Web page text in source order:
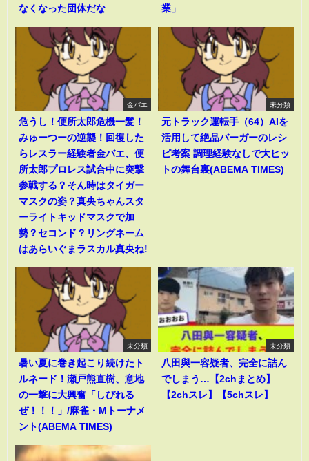
なくなった団体だな
業」
金バエ
危うし！便所太郎危機一髪！
みゅーつーの逆襲！回復した
らレスラー経験者金バエ、便
所太郎プロレス試合中に突撃
参戦する？そん時はタイガー
マスクの姿？真央ちゃんスタ
ーライトキッドマスクで加
勢？セコンド？リングネーム
はあらいぐまラスカル真央ね!
未分類
元トラック運転手（64）AIを
活用して絶品バーガーのレシ
ピ考案 調理経験なしで大ヒッ
トの舞台裏(ABEMA TIMES)
未分類
暑い夏に巻き起こり続けたト
ルネード！瀬戸熊直樹、意地
の一撃に大興奮「しびれる
ぜ！！！」/麻雀・Mトーナメ
ント(ABEMA TIMES)
未分類
八田與一容疑者、完全に詰ん
でしまう…【2chまとめ】
【2chスレ】【5chスレ】